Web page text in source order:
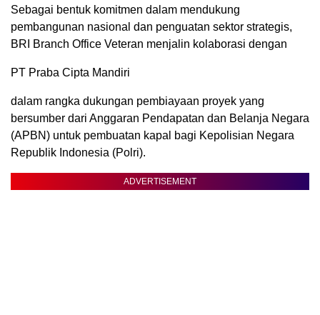
Sebagai bentuk komitmen dalam mendukung
pembangunan nasional dan penguatan sektor strategis,
BRI Branch Office Veteran menjalin kolaborasi dengan
PT Praba Cipta Mandiri
dalam rangka dukungan pembiayaan proyek yang
bersumber dari Anggaran Pendapatan dan Belanja Negara
(APBN) untuk pembuatan kapal bagi Kepolisian Negara
Republik Indonesia (Polri).
ADVERTISEMENT